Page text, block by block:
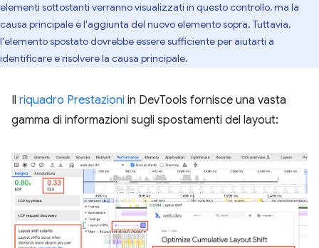
elementi sottostanti verranno visualizzati in questo controllo, ma la
causa principale è l'aggiunta del nuovo elemento sopra. Tuttavia,
l'elemento spostato dovrebbe essere sufficiente per aiutarti a
identificare e risolvere la causa principale.
Il riquadro Prestazioni in DevTools fornisce una vasta
gamma di informazioni sugli spostamenti del layout: